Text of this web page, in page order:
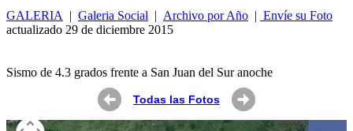
GALERIA
| Galeria Social | Archivo por Año | Envíe su Foto
actualizado 29 de diciembre 2015
Sismo de 4.3 grados frente a San Juan del Sur anoche
Todas las Fotos